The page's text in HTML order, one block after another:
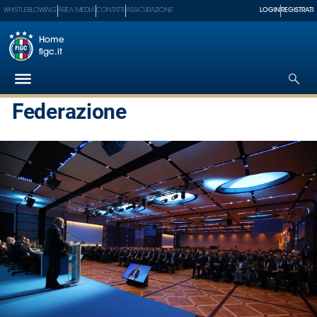
Federazione
Nazionali
Partner
Tecnici
SGS
Paralimpico
Serie
A
Women
WHISTLEBLOWING AREA MEDIA CONTATTI ASSICURAZIONE LOGIN REGISTRATI
Home
figc.it
Federazione